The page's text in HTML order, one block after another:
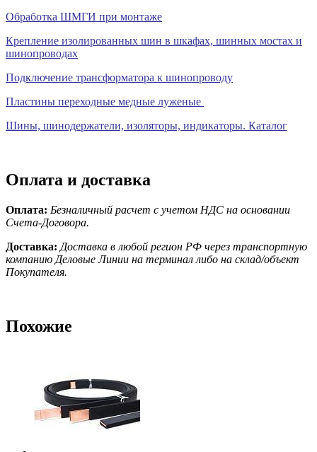
Обработка ШМГИ при монтаже
Крепление изолированных шин в шкафах, шинных мостах и
шинопроводах
Подключение трансформатора к шинопроводу
Пластины переходные медные луженые
Шины, шинодержатели, изоляторы, индикаторы. Каталог
Оплата и доставка
Оплата: Безналичный расчет с учетом НДС на основании
Счета-Договора.
Доставка: Доставка в любой регион РФ через транспортную
компанию Деловые Линии на терминал либо на склад/объект
Покупателя.
Похожие